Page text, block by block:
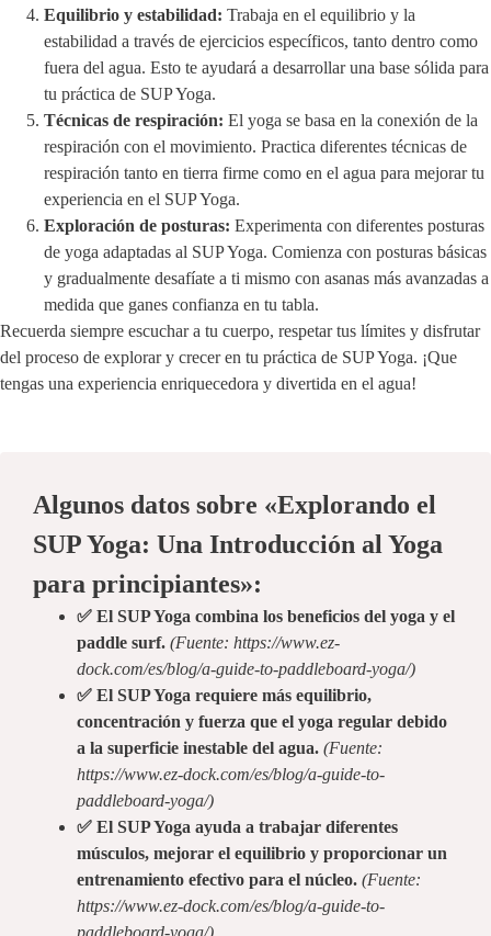
Equilibrio y estabilidad: Trabaja en el equilibrio y la
estabilidad a través de ejercicios específicos, tanto dentro como
fuera del agua. Esto te ayudará a desarrollar una base sólida para
tu práctica de SUP Yoga.
Técnicas de respiración: El yoga se basa en la conexión de la
respiración con el movimiento. Practica diferentes técnicas de
respiración tanto en tierra firme como en el agua para mejorar tu
experiencia en el SUP Yoga.
Exploración de posturas: Experimenta con diferentes posturas
de yoga adaptadas al SUP Yoga. Comienza con posturas básicas
y gradualmente desafíate a ti mismo con asanas más avanzadas a
medida que ganes confianza en tu tabla.
Recuerda siempre escuchar a tu cuerpo, respetar tus límites y disfrutar
del proceso de explorar y crecer en tu práctica de SUP Yoga. ¡Que
tengas una experiencia enriquecedora y divertida en el agua!
Algunos datos sobre «Explorando el
SUP Yoga: Una Introducción al Yoga
para principiantes»:
✅ El SUP Yoga combina los beneficios del yoga y el
paddle surf. (Fuente: https://www.ez-
dock.com/es/blog/a-guide-to-paddleboard-yoga/)
✅ El SUP Yoga requiere más equilibrio,
concentración y fuerza que el yoga regular debido
a la superficie inestable del agua. (Fuente:
https://www.ez-dock.com/es/blog/a-guide-to-
paddleboard-yoga/)
✅ El SUP Yoga ayuda a trabajar diferentes
músculos, mejorar el equilibrio y proporcionar un
entrenamiento efectivo para el núcleo. (Fuente:
https://www.ez-dock.com/es/blog/a-guide-to-
paddleboard-yoga/)